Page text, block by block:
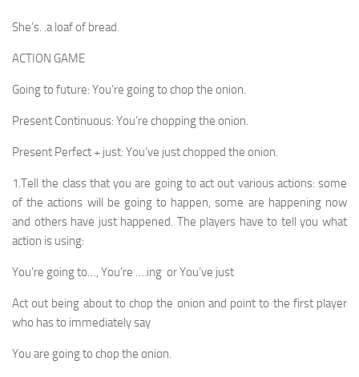
She’s. .a loaf of bread.
ACTION GAME
Going to future: You’re going to chop the onion.
Present Continuous: You’re chopping the onion.
Present Perfect + just: You’ve just chopped the onion.
1.Tell the class that you are going to act out various ac­tions: some
of the actions will be going to happen, some are happening now
and others have just happened. The players have to tell you what
action is using:
You’re going to…, You’re ….ing or You’ve just
Act out being about to chop the onion and point to the first player
who has to immediately say
You are going to chop the onion.